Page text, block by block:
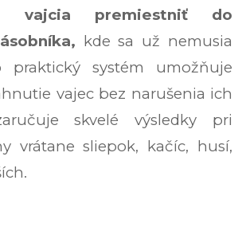
vajcia premiestniť do
kde sa už nemusia
praktický systém umožňuje
vajec bez narušenia ich
skvelé výsledky pri
vrátane sliepok, kačíc, husí,